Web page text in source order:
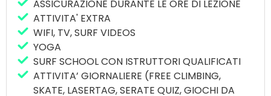
Parco Avventura ( Tree Sliding )
Paint Ball
Climbing Indoor
Oceanarium Lisbona
Trekking nei dintorni di Caparica
ASSICURAZIONE DURANTE LE ORE DI LEZIONE
ATTIVITA' EXTRA
WIFI, TV, SURF VIDEOS
YOGA
SURF SCHOOL CON ISTRUTTORI QUALIFICATI
ATTIVITA’ GIORNALIERE (FREE CLIMBING,
SKATE, LASERTAG, SERATE QUIZ, GIOCHI DA